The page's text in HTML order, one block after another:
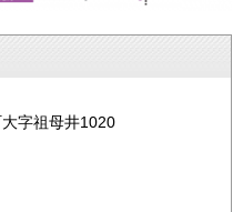
字祖母井1020